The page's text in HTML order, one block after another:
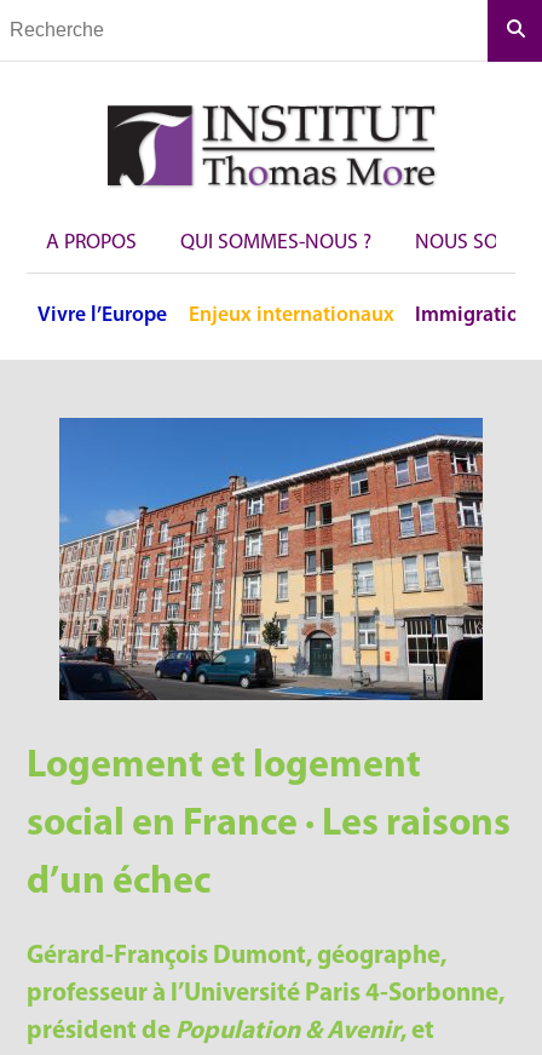
A PROPOS QUI SOMMES-NOUS ? NOUS
Vivre l’Europe Enjeux internationaux Immigration
Logement et logement
social en France · Les raisons
d’un échec
Gérard-François Dumont, géographe,
professeur à l’Université Paris 4-Sorbonne,
président de Population & Avenir, et